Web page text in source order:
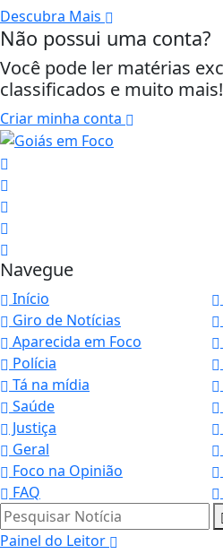
Descubra Mais
Não possui uma conta?
Você pode ler matérias
classificados e muito mais!
Criar minha conta
Navegue
Início
Giro de Notícias
Aparecida em Foco
Polícia
Tá na mídia
Saúde
Justiça
Geral
Foco na Opinião
FAQ
Pesquisar Notícia
Painel do Leitor